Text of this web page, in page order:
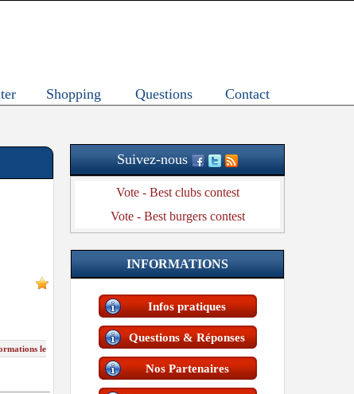
Shopping Questions Contact
le
Suivez-nous
Vote - Best clubs contest
Vote - Best burgers contest
INFORMATIONS
Infos pratiques
Questions & Réponses
Nos Partenaires